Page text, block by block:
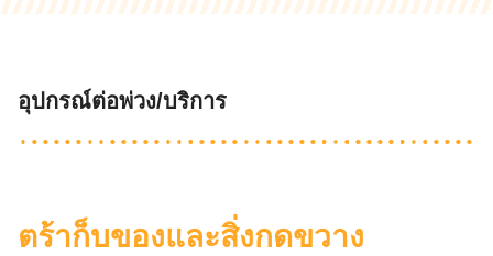
อุปกรณ์ต่อพ่วง/บริการ
ตร้าก็บของและสิ่งกดขวาง